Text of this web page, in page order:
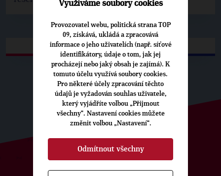
ODEBÍREJTE NÁŠ TOPOVÝ
Využíváme soubory cookies
Provozovatel webu, politická strana TOP
09, získává, ukládá a zpracovává
informace o jeho uživatelích (např. síťové
identifikátory, údaje o tom, jak jej
procházejí nebo jaký obsah je zajímá). K
tomuto účelu využívá soubory cookies.
Pro některé účely zpracování těchto
údajů je vyžadován souhlas uživatele,
který vyjádříte volbou „Přijmout
všechny“. Nastavení cookies můžete
změnit volbou „Nastavení“.
Odmítnout všechny